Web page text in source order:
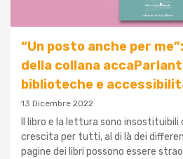
“Un posto anche per
della collana
biblioteche e
13 Dicembre 2022
Il libro e la lettura sono
crescita per tutti, al di là dei
pagine dei libri possono essere